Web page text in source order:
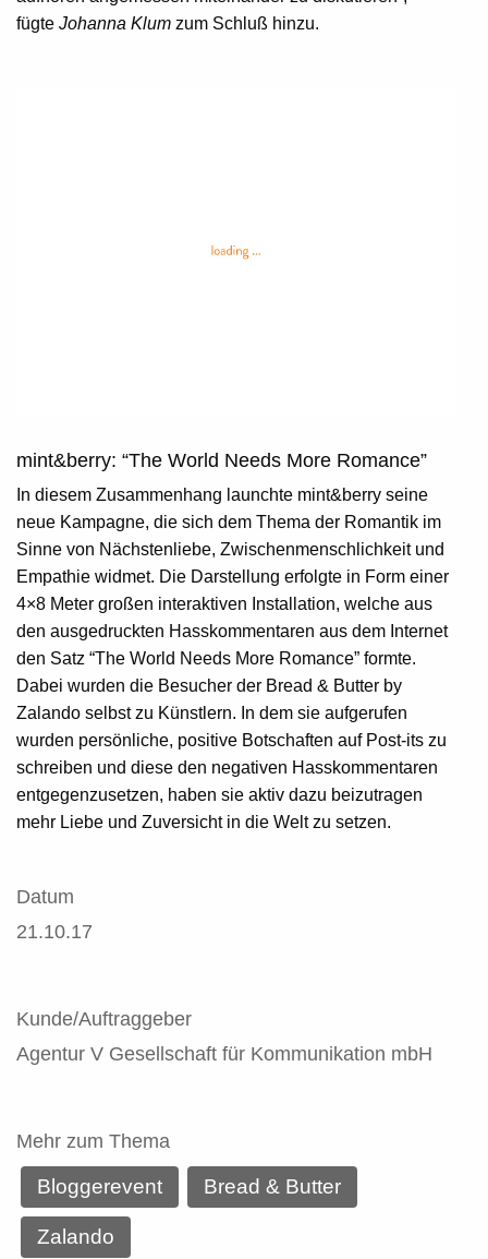
fügte Johanna Klum zum Schluß hinzu.
mint&berry: “The World Needs More Romance”
In diesem Zusammenhang launchte mint&berry seine
neue Kampagne, die sich dem Thema der Romantik im
Sinne von Nächstenliebe, Zwischenmenschlichkeit und
Empathie widmet. Die Darstellung erfolgte in Form einer
4×8 Meter großen interaktiven Installation, welche aus
den ausgedruckten Hasskommentaren aus dem Internet
den Satz “The World Needs More Romance” formte.
Dabei wurden die Besucher der Bread & Butter by
Zalando selbst zu Künstlern. In dem sie aufgerufen
wurden persönliche, positive Botschaften auf Post-its zu
schreiben und diese den negativen Hasskommentaren
entgegenzusetzen, haben sie aktiv dazu beizutragen
mehr Liebe und Zuversicht in die Welt zu setzen.
Datum
21.10.17
Kunde/Auftraggeber
Agentur V Gesellschaft für Kommunikation mbH
Mehr zum Thema
Bloggerevent Bread & Butter
Zalando